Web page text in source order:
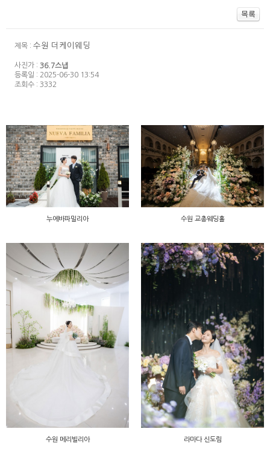
제목 : 수원 더케이웨딩
사진가 : 36.7스냅
등록일 : 2025-06-30 13:54
조회수 : 3332
누에바파밀리아 수원 교총웨딩홀
수원 메리빌리아 라마다 신도림